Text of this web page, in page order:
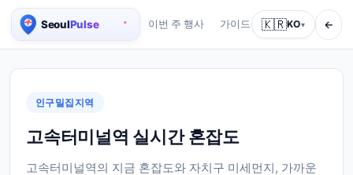
서울 실시간 인구 지도
이번 주 행사 가이드 회사 소개 서비
🇰🇷KO▾ ←
인구밀집지역
고속터미널역 실시간 혼잡도
고속터미널역의 지금 혼잡도와 자치구 미세먼지, 가까운